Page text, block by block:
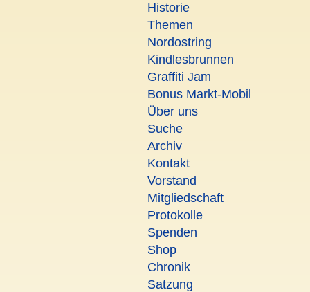
Historie
Themen
Nordostring
Kindlesbrunnen
Graffiti Jam
Bonus Markt-Mobil
Über uns
Suche
Archiv
Kontakt
Vorstand
Mitgliedschaft
Protokolle
Spenden
Shop
Chronik
Satzung